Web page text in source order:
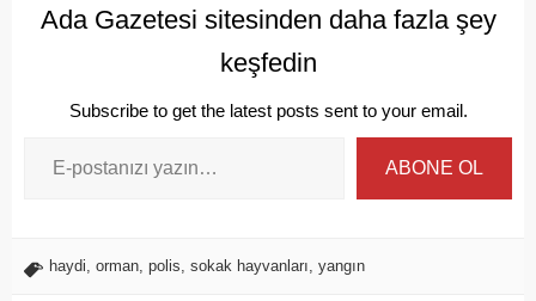
Ada Gazetesi sitesinden daha fazla şey
keşfedin
Subscribe to get the latest posts sent to your email.
ABONE OL
haydi orman polis sokak hayvanları yangın